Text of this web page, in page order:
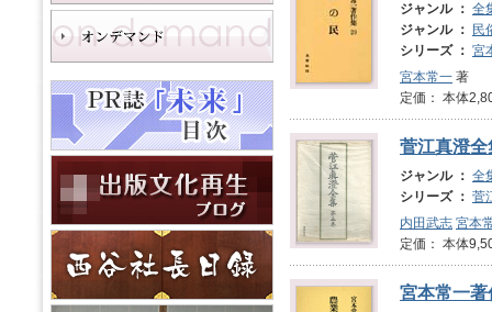
ジャンル ： 全
ジャンル ：
民
シリーズ ： 宮
宮本常一 著
定価： 本体
菅江真澄
ジャンル ： 全
シリーズ ： 菅
内田武志 宮本
定価： 本体
宮本常一